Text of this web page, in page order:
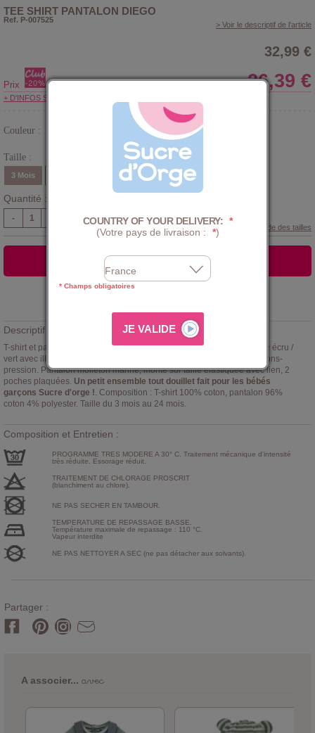
TEE SHIRT PANTALON DIEGO
Ref. P-007525
> Voir le descriptif de l'article
32,99 €
Prix 26,39 €
+ D'INFOS SUR LE CLUB
Couleur :
Taille :
3 Mois 12 Mois 18 Mois
Quantité :
-
Guide des tailles
AJOUTER AU PANIER
Ajouter à la
Descriptif :
T-shirt et pantalon Sucre d'Orge. T-Shirt manches longues vert et rayé écru /
vert avec illustration
, ouverture au dos par boutons-
pression. Pantalon molleton marine, monté sur taille élastiquée avec lien, 2
poches plaquées. Un petit ensemble tout douillet fait pour les bébés
garçons Sucre d'orge !. Composition : T-shirt 100% coton, pantalon 96%
coton 4% polyester. Taille du 3 mois au 24 mois.
Composition et Entretien :
PROGRAMME TRES MODERE A 30° C. Traitement mécanique d'intensité
très réduite. Essorage réduit.
TRAITEMENT DE CHLORAGE PROSCRIT
(blanchiment au chlore).
NE PAS SECHER EN TAMBOUR.
TEMPERATURE DE REPASSAGE BASSE.
Température maximale de repassage : 110 °C.
Vapeur interdite
NE PAS NETTOYER A SEC (ne pas détacher aux solvants).
Partager :
A associer...
COUNTRY OF YOUR DELIVERY: *
(Votre pays de livraison :
*)
* Champs obligatoires